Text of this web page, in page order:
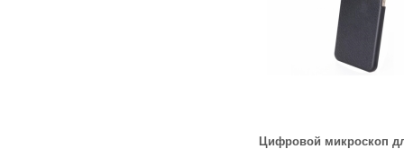
Цифровой микроскоп